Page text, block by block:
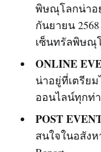
พิษณุโลกน่าอยู่
กันยายน
เซ็นทรัลพิษณุ
ONLINE
น่าอยู่ที่เตรีย
ออนไลน์ทุกท่
POST
สนใจในอสัง